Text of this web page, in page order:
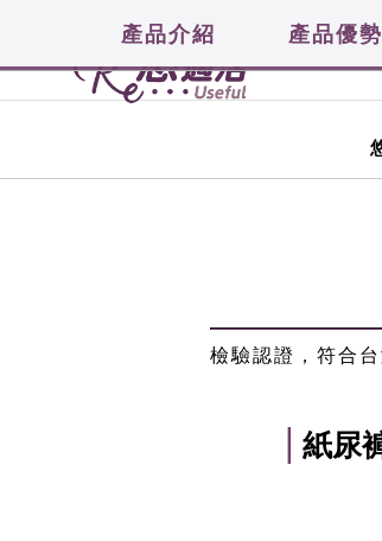
產品介紹 產品優勢
檢驗認證，符合
| 紙尿